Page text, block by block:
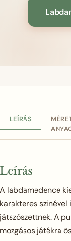
LEÍRÁS
Leírás
A labdamedence
karakteres színével
játszószettnek. A
mozgásos játékra